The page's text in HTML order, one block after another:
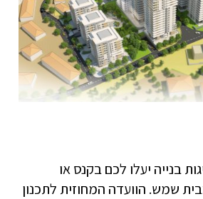
בנייה יעלו לכם בקנס או
שמש. הוועדה המחוזית לתכנון